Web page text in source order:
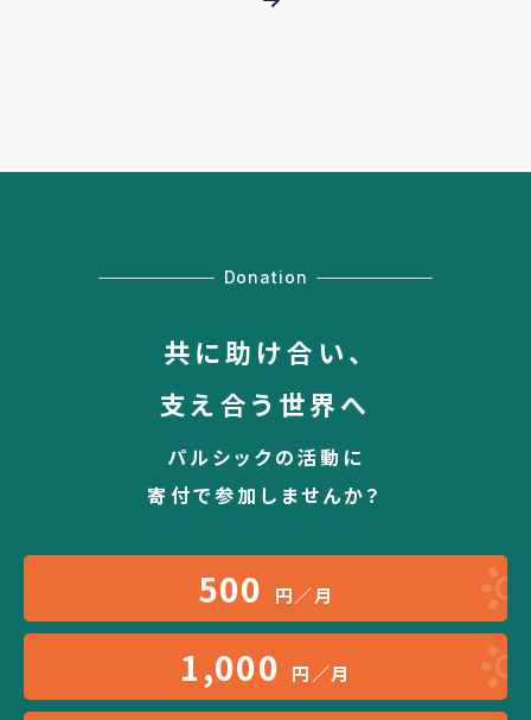
Donation
共に助け合い、
支え合う世界へ
パルシックの活動に
寄付で参加しませんか？
500 円／月
1,000 円／月